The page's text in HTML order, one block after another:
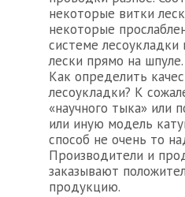
некоторые витки
некоторые
системе
лески прямо на шпуле.
Как определить
лесоукладки? К
«научного тыка» или
или иную модель
способ не очень то
Производители и
заказывают
продукцию.